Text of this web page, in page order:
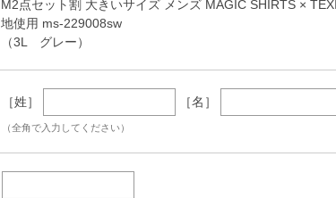
M2点セット割 大きいサイズ メンズ MAGIC SHIRTS ×
地使用 ms-229008sw
（3L グレー）
［姓］ ［名］
（全角で入力してください）